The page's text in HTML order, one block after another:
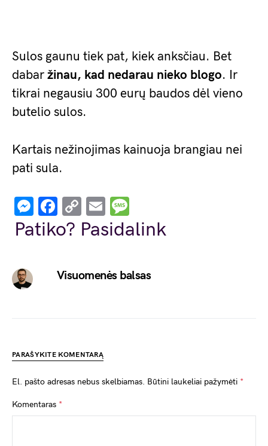
Sulos gaunu tiek pat, kiek anksčiau. Bet
dabar žinau, kad nedarau nieko blogo. Ir
tikrai negausiu 300 eurų baudos dėl vieno
butelio sulos.
Kartais nežinojimas kainuoja brangiau nei
pati sula.
Messenger
Facebook
Copy
Link
Email
Patiko? Pasidalink
Visuomenės balsas
PARAŠYKITE KOMENTARĄ
El. pašto adresas nebus skelbiamas. Būtini laukeliai pažymėti *
Komentaras *